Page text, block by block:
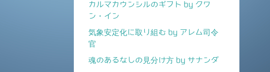
カルマカウンシルのギフト by クワ
ン・イン
気象安定化に取り組む by アレム司令
官
魂のあるなしの見分け方 by サナンダ